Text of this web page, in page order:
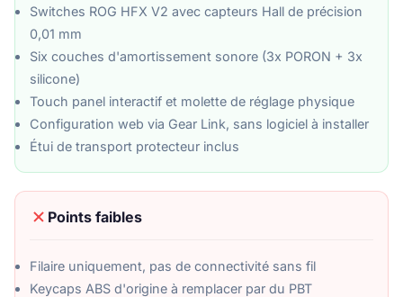
Switches ROG HFX V2 avec capteurs Hall de précision
0,01 mm
Six couches d'amortissement sonore (3x PORON + 3x
silicone)
Touch panel interactif et molette de réglage physique
Configuration web via Gear Link, sans logiciel à installer
Étui de transport protecteur inclus
Points faibles
Filaire uniquement, pas de connectivité sans fil
Keycaps ABS d'origine à remplacer par du PBT